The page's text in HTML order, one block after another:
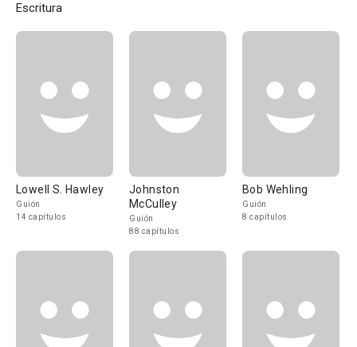
Escritura
Lowell S. Hawley
Guión
14 capítulos
Johnston
McCulley
Guión
88 capítulos
Bob Wehling
Guión
8 capítulos